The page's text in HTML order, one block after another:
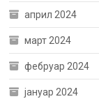
април 2024
март 2024
фебруар 2024
јануар 2024